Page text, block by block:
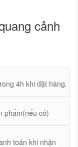
cảnh
4h khi đặt hàng.
phẩm(nếu có)
toán khi nhận